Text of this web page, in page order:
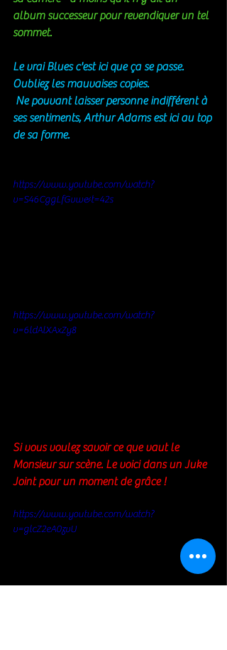
album successeur pour revendiquer un tel
sommet.
Le vrai Blues c'est ici que ça se passe.
Oubliez les mauvaises copies.
ses sentiments, Arthur Adams est ici au top
de sa forme.
https://www.youtube.com/watch?
v=S46CggLfGvw&t=42s
https://www.youtube.com/watch?
v=6ldAlXAxZy8
Si vous voulez savoir ce que vaut le
Monsieur sur scène. Le voici dans un Juke
Joint pour un moment de grâce !
https://www.youtube.com/watch?
v=glcZ2eA0zvU